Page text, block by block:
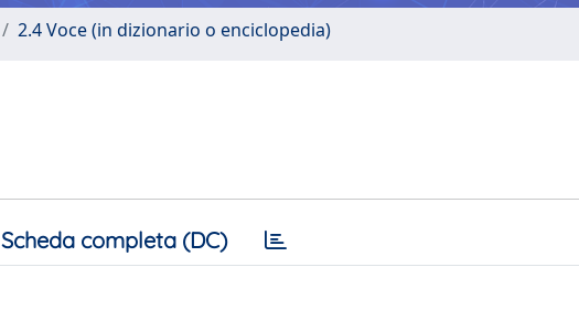
2.4 Voce (in dizionario o enciclopedia)
Scheda completa (DC)